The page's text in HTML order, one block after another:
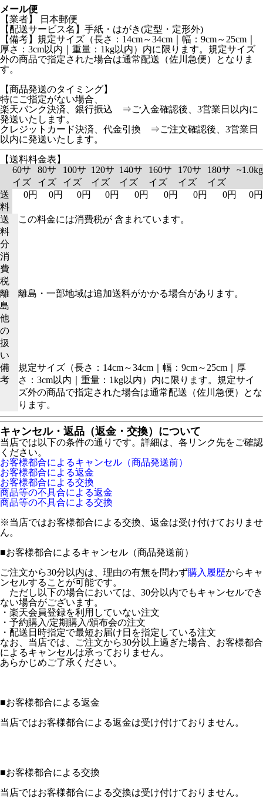
メール便
【業者】 日本郵便
【配送サービス名】手紙・はがき(定型・定形外)
【備考】規定サイズ（長さ：14cm～34cm｜幅：9cm～25cm｜
厚さ：3cm以内｜重量：1kg以内）内に限ります。規定サイズ
外の商品で指定された場合は通常配送（佐川急便）となりま
す。
【商品発送のタイミング】
特にご指定がない場合、
楽天バンク決済、銀行振込 ⇒ご入金確認後、3営業日以内に
発送いたします。
クレジットカード決済、代金引換 ⇒ご注文確認後、3営業日
以内に発送いたします。
【送料料金表】
60サ
イズ
80サ
イズ
100サ
イズ
120サ
イズ
140サ
イズ
160サ
イズ
170サ
イズ
180サ
イズ
~1.0kg
送
料
0円 0円 0円 0円 0円 0円 0円 0円 0円
送
料
分
消
費
税
この料金には消費税が 含まれています。
離
島
他
の
扱
い
離島・一部地域は追加送料がかかる場合があります。
備
考
規定サイズ（長さ：14cm～34cm｜幅：9cm～25cm｜厚
さ：3cm以内｜重量：1kg以内）内に限ります。規定サイ
ズ外の商品で指定された場合は通常配送（佐川急便）とな
ります。
キャンセル・返品（返金・交換）について
当店では以下の条件の通りです。詳細は、各リンク先をご確認
ください。
お客様都合によるキャンセル（商品発送前）
お客様都合による返金
お客様都合による交換
商品等の不具合による返金
商品等の不具合による交換
※当店ではお客様都合による交換、返金は受け付けておりませ
ん。
■お客様都合によるキャンセル（商品発送前）
ご注文から30分以内は、理由の有無を問わず購入履歴からキャ
ンセルすることが可能です。
ただし以下の場合においては、30分以内でもキャンセルでき
ない場合がございます。
・楽天会員登録を利用していない注文
・予約購入/定期購入/頒布会の注文
・配送日時指定で最短お届け日を指定している注文
なお、当店では、ご注文から30分以上過ぎた場合、お客様都合
によるキャンセルは承っておりません。
あらかじめご了承ください。
■お客様都合による返金
当店ではお客様都合による返金は受け付けておりません。
■お客様都合による交換
当店ではお客様都合による交換は受け付けておりません。